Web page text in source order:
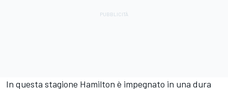
In questa stagione Hamilton è impegnato in una dura